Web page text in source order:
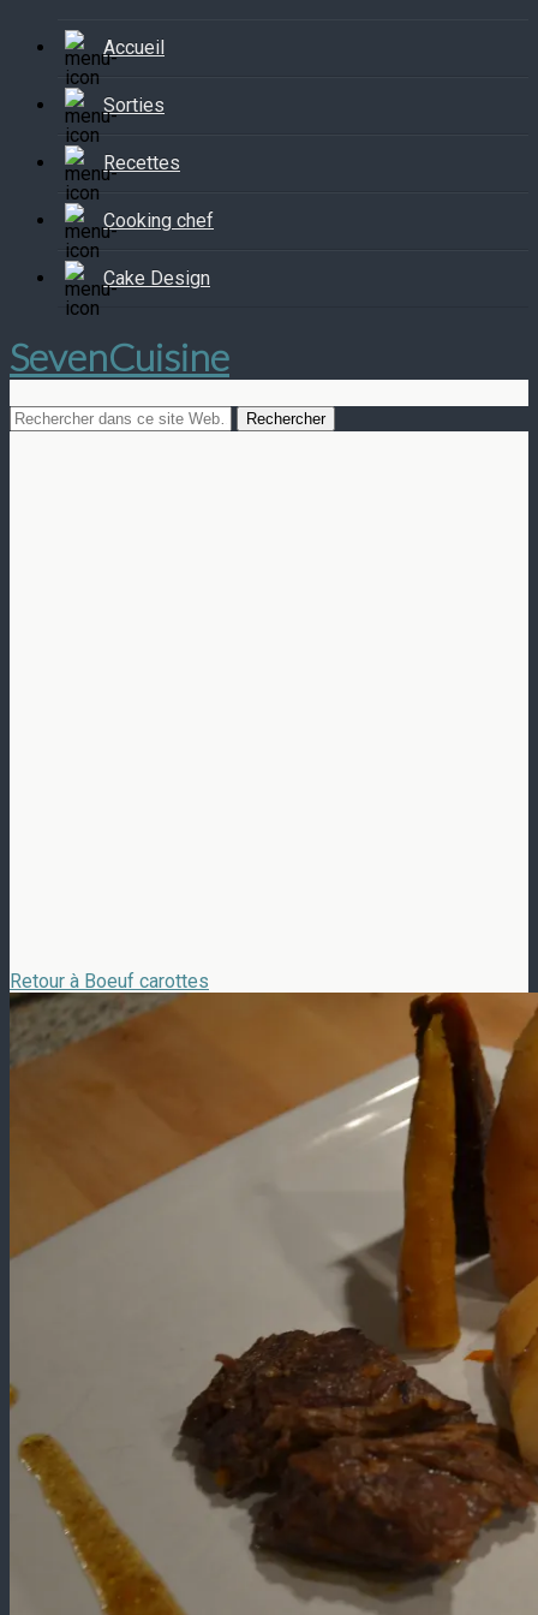
Accueil
Sorties
Recettes
Cooking chef
Cake Design
SevenCuisine
Retour à Boeuf carottes